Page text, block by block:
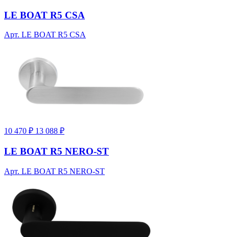
LE BOAT R5 CSA
Арт. LE BOAT R5 CSA
10 470 ₽ 13 088 ₽
LE BOAT R5 NERO-ST
Арт. LE BOAT R5 NERO-ST